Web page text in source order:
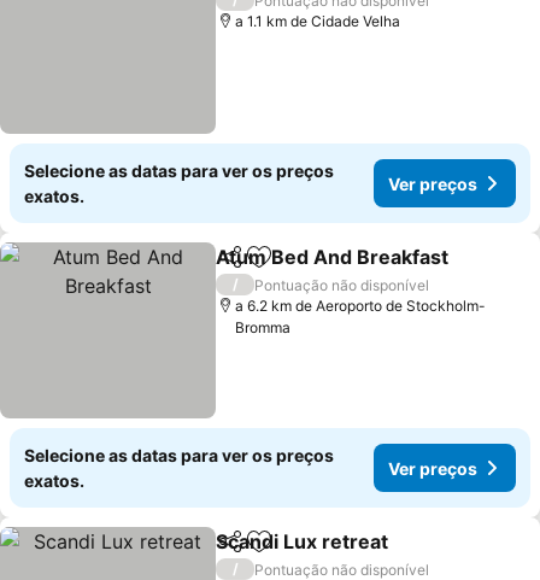
a 1.1 km de Cidade Velha
Selecione as datas para ver os preços
exatos.
Ver preços
PartilharAdicionar aos favoritos
Atum Bed And Breakfast
/
Pontuação não disponível
a 6.2 km de Aeroporto de Stockholm-
Bromma
Selecione as datas para ver os preços
exatos.
Ver preços
PartilharAdicionar aos favoritos
Scandi Lux retreat
/
Pontuação não disponível